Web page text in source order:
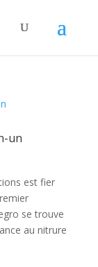
un
est fier
se trouve
au nitrure